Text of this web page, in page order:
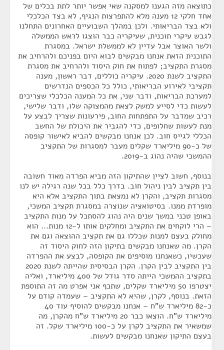
כתוצאה מזה הגענו למסקנה שאי אפשר יותר לתת בכלים של
אחד חלקי 12 מענה מלא להתפרצות הנגיף, לא בצד הכלכלי
ולא בצד הבריאותי. ולכן במהלך השבועיים האחרונים התחלנו
לגבש עיקרי תוכנית, שעיקריה כבר הוצגו לראש הממשלה
ולשר האוצר אבל עדיין לא לממשלת ישראל. במסגרת
התוכנית הזאת אנחנו מבקשים לבוא היום בפניכם ולהרחיב את
מסגרת התקציב; לפתוח את חוק היסוד ולהרחיב את מסגרת
התקציב לשנת 2020. עיקריה כוללים, דבר ראשון, מענה
תקציבי לאירוע הבריאותי, כולל כל הכספים הנדרשים
למערכת הבריאות, ודבר שני, את כל המענה הכלכלי שצריכים
לעשות כדי לסייע למשק לצאת מהמצוקה שלו, ודבר שלישי,
רכיב שמדבר על התפתחות החוב, פירעונות שצריך לבצע על
מנת לעשות שחלופים, כדי להגביר את היכולת של החשב
הכללי לגייס חוב. לכן אנחנו מבקשים להביא לאישור קופסה
של כ-90 מיליארד שקלים מעבר למסגרות של התקציב
ההמשכי שהיה נהוג ב-2019.
בנוסף, חשוב לציין שהתיקון הזה מביא הפרדה מאוד חשובה
בין תקציב לבין ניהול חוב. בדרך כלל בכל שנה רגילה יש לנו
מסגרות תקציב, והקרן לא נמצאת בתוך התקציב אלא היא
מופרדת ממנו. בסיטואציה שנוצרה במסגרת תקציב המשכי,
באופן טכני במשך שנים היה נהוג להסתכל על מנות התקציב
– הרי לוקחים את התקציב ומחלקים אותו ל-12 מנות... הוא
מחולק בעצם למנות שכללו גם את תקציב ההוצאה וגם את
הקרן. מה שאנחנו מבקשים בתיקון הזה לחוק היסוד זה
שעכשיו, כשאנחנו מוסיפים את הקופסה, לבצע את ההפרדה
בין התקציב לבין הקרן. הקרן הבסיסית שהייתה לשנת 2020
בתקציב ההמשכי הייתה סדר גודל של 400 מיליארד, ואליה
יצטרפו 50 מיליארד שקלים, שתכף אני אפרט מה זה התוספת
הזאת. בנוסף, לקרן, שהיא לא התקציב – שעמדה קודם על
כ-82 מיליארד ש"ח – אנחנו מבקשים להוסיף עוד 40
מיליארד ש"ח. הוצאו כבר 20 מיליארד ש"ח מהקרן, מה
שמשאיר את התקציב לקרן על כ-100 מיליארד שקל. זה
בעצם התיקון שאנחנו מבקשים לעשות.